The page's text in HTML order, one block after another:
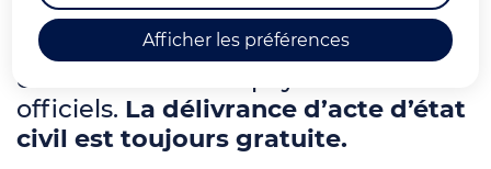
Afficher les préférences
Plusieurs sites internet proposent de
vous aider à obtenir des actes d’état
civil. Ces sites sont payants et non
officiels. La délivrance d’acte d’état
civil est toujours gratuite.